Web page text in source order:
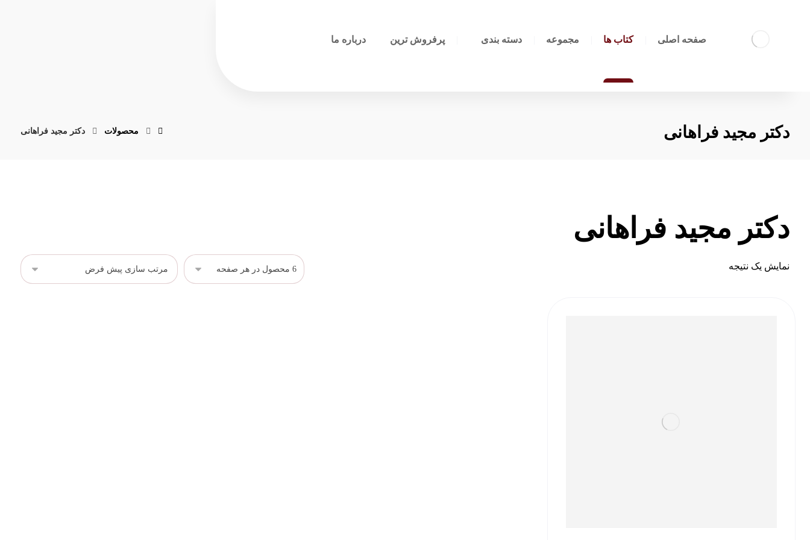
صفحه اصلی کتاب ها مجموعه دسته بندی پرفروش ترین درباره ما
دکتر مجید فراهانی محصولات دکتر مجید فراهانی
دکتر مجید فراهانی
نمایش یک نتیجه